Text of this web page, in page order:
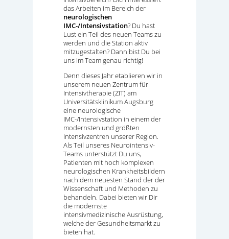
das Arbeiten im Bereich der
neurologischen
IMC-/Intensivstation? Du hast
Lust ein Teil des neuen Teams zu
werden und die Station aktiv
mitzugestalten? Dann bist Du bei
uns im Team genau richtig!
Denn dieses Jahr etablieren wir in
unserem neuen Zentrum für
Intensivtherapie (ZIT) am
Universitätsklinikum Augsburg
eine neurologische
IMC-/Intensivstation in einem der
modernsten und größten
Intensivzentren unserer Region.
Als Teil unseres Neurointensiv-
Teams unterstützt Du uns,
Patienten mit hoch komplexen
neurologischen Krankheitsbildern
nach dem neuesten Stand der der
Wissenschaft und Methoden zu
behandeln. Dabei bieten wir Dir
die modernste
intensivmedizinische Ausrüstung,
welche der Gesundheitsmarkt zu
bieten hat.